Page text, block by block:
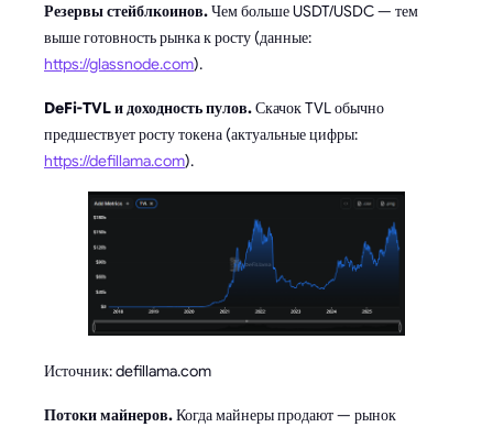
Резервы стейблкоинов.Чем больше USDT/USDC — тем
выше готовность рынка к росту (данные:
https://glassnode.com).
DeFi-TVL и доходность пулов.Скачок TVL обычно
предшествует росту токена (актуальные цифры:
https://defillama.com).
Источник: defillama.com
Потоки майнеров.Когда майнеры продают — рынок